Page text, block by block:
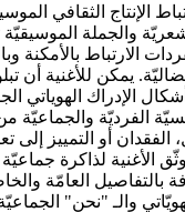
الإنتاج الثقافي
والجملة
الارتباط بالأمكنة
يمكن للأغنية أن
الإدراك الهوياتي
الفرديّة والجماعيّة
الفقدان أو التمييز إلى
الأغنية لذاكرة جماعيّة
بالتفاصيل العامّة
والـ "نحن"